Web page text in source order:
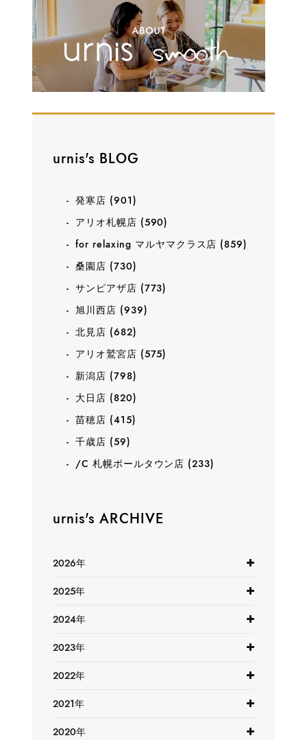
urnis's BLOG
発寒店 (901)
アリオ札幌店 (590)
for relaxing マルヤマクラス店 (859)
桑園店 (730)
サンピアザ店 (773)
旭川西店 (939)
北見店 (682)
アリオ鷲宮店 (575)
新潟店 (798)
大日店 (820)
苗穂店 (415)
千歳店 (59)
/C 札幌ポールタウン店 (233)
urnis's ARCHIVE
2026年
2025年
2024年
2023年
2022年
2021年
2020年